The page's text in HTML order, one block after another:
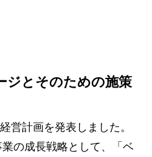
ジとそのための施策
営計画を発表しました。
の成長戦略として、「ベ